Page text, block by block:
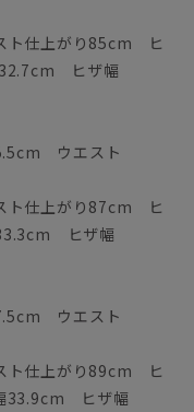
ト仕上がり85cm ヒ
ヒザ幅
ウエスト
ト仕上がり87cm ヒ
ヒザ幅
ウエスト
ト仕上がり89cm ヒ
33.9cm ヒザ幅